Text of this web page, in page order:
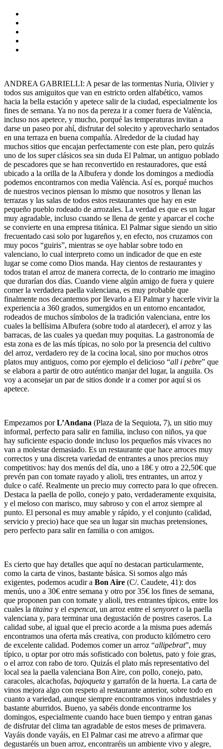
ANDREA GABRIELLI: A pesar de las tormentas Nuria, Olivier y
todos sus amiguitos que van en estricto orden alfabético, vamos
hacia la bella estación y apetece salir de la ciudad, especialmente los
fines de semana. Ya no nos da pereza ir a comer fuera de València,
incluso nos apetece, y mucho, porqué las temperaturas invitan a
darse un paseo por ahí, disfrutar del solecito y aprovecharlo sentados
en una terraza en buena compañía. Alrededor de la ciudad hay
muchos sitios que encajan perfectamente con este plan, pero quizás
uno de los super clásicos sea sin duda El Palmar, un antiguo poblado
de pescadores que se han reconvertido en restauradores, que está
ubicado a la orilla de la Albufera y donde los domingos a mediodía
podemos encontrarnos con media València. Así es, porqué muchos
de nuestros vecinos piensan lo mismo que nosotros y llenan las
terrazas y las salas de todos estos restaurantes que hay en este
pequeño pueblo rodeado de arrozales. La verdad es que es un lugar
muy agradable, incluso cuando se llena de gente y aparcar el coche
se convierte en una empresa titánica. El Palmar sigue siendo un sitio
frecuentado casi solo por lugareños y, en efecto, nos cruzamos con
muy pocos “guiris”, mientras se oye hablar sobre todo en
valenciano, lo cual interpreto como un indicador de que en este
lugar se come como Dios manda. Hay cientos de restaurantes y
todos tratan el arroz de manera correcta, de lo contrario me imagino
que durarían dos días. Cuando viene algún amigo de fuera y quiere
comer la verdadera paella valenciana, es muy probable que
finalmente nos decantemos por llevarlo a El Palmar y hacerle vivir la
experiencia a 360 grados, sumergidos en un entorno encantador,
rodeados de muchos símbolos de la tradición valenciana, entre los
cuales la bellísima Albufera (sobre todo al atardecer), el arroz y las
barracas, de las cuales ya quedan muy poquitas. La gastronomía de
esta zona es de las más típicas, no solo por la presencia del cultivo
del arroz, verdadero rey de la cocina local, sino por muchos otros
platos muy antiguos, como por ejemplo el delicioso “all i pebre” que
se elabora a partir de otro auténtico manjar del lugar, la anguila. Os
voy a aconsejar un par de sitios donde ir a comer por aquí si os
apetece.
Empezamos porL’Andana (Plaza de la Sequiota, 7), un sitio muy
informal, perfecto para salir en familia, incluso con niños, ya que
hay suficiente espacio donde incluso los pequeños más vivaces no
van a molestar demasiado. Es un restaurante que hace arroces muy
correctos y una discreta variedad de entrantes a unos precios muy
competitivos: hay dos menús del día, uno a 18€ y otro a 22,50€ que
prevén pan con tomate rayado y alioli, tres entrantes, un arroz y
dulce o café. Realmente un precio muy correcto para lo que ofrecen.
Destaca la paella de pollo, conejo y pato, verdaderamente exquisita,
y el meloso con marisco, muy sabroso y con el arroz siempre al
punto. El personal es muy amable y rápido, y el conjunto (calidad,
servicio y precio) hace que sea un lugar sin muchas pretensiones,
pero perfecto para salir en familia o con amigos.
Es cierto que hay detalles que aquí no destacan particularmente,
como la carta de vinos, bastante básica. Si somos algo más
exigentes, podemos acudir a Bon Aire (C/. Caudete, 41): dos
menús, uno a 30€ entre semana y otro por 35€ los fines de semana,
que proponen pan con tomate y alioli, tres entrantes típicos, entre los
cuales la titaina y el espencat, un arroz entre el senyoreto la paella
valenciana y, para terminar una degustación de postres caseros. La
calidad sube, al igual que el precio acorde a la misma pues además
encontramos una oferta más creativa, con producto kilómetro cero
de excelente calidad. Podemos comer un arroz “allipebrat”, muy
típico, u optar por otro más sofisticado con boletus, pato y foie gras,
o el arroz con rabo de toro. Quizás el plato más representativo del
local sea la paella valenciana Bon Aire, con pollo, conejo, pato,
caracoles, alcachofas, bajoqueta y garrafón de la huerta. La carta de
vinos mejora algo con respeto al restaurante anterior, sobre todo en
cuanto a variedad, aunque siempre encontramos vinos industriales y
bastante aburridos. Bueno, ya sabéis donde encontrarme los
domingos, especialmente cuando hace buen tiempo y entran ganas
de disfrutar del clima tan agradable de estos meses de primavera.
Vayáis donde vayáis, en El Palmar casi me atrevo a afirmar que
degustaréis un buen arroz, encontraréis un ambiente vivo y alegre,